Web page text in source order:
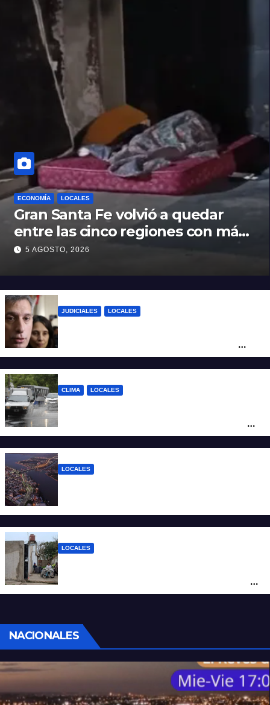
ECONOMÍA LOCALES
Gran Santa Fe volvió a quedar
entre las cinco regiones con más
pobreza del país
5 AGOSTO, 2026
JUDICIALES LOCALES
ético y ratificó que la Provincia apelará
CLIMA LOCALES
vientos en Santa Fe: anuncian ráfagas de
hasta 90 km/h, granizo y un brusco
LOCALES
LOCALES
por la Justicia
NACIONALES